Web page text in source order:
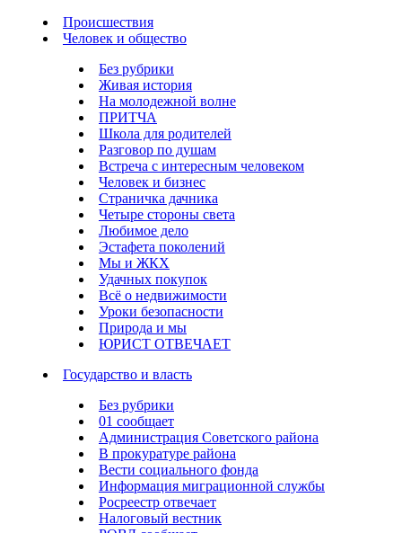
Происшествия
Человек и общество
Без рубрики
Живая история
На молодежной волне
ПРИТЧА
Школа для родителей
Разговор по душам
Встреча с интересным человеком
Человек и бизнес
Страничка дачника
Четыре стороны света
Любимое дело
Эстафета поколений
Мы и ЖКХ
Удачных покупок
Всё о недвижимости
Уроки безопасности
Природа и мы
ЮРИСТ ОТВЕЧАЕТ
Государство и власть
Без рубрики
01 сообщает
Администрация Советского района
В прокуратуре района
Вести социального фонда
Информация миграционной службы
Росреестр отвечает
Налоговый вестник